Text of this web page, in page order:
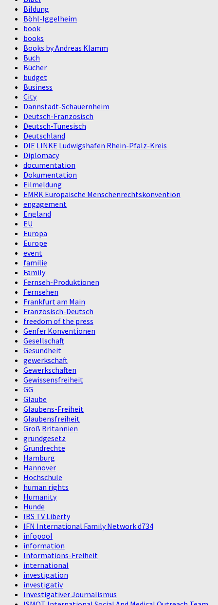
Bildung
Böhl-Iggelheim
book
books
Books by Andreas Klamm
Buch
Bücher
budget
Business
City
Dannstadt-Schauernheim
Deutsch-Französisch
Deutsch-Tunesisch
Deutschland
DIE LINKE Ludwigshafen Rhein-Pfalz-Kreis
Diplomacy
documentation
Dokumentation
Eilmeldung
EMRK Europäische Menschenrechtskonvention
engagement
England
EU
Europa
Europe
event
familie
Family
Fernseh-Produktionen
Fernsehen
Frankfurt am Main
Französisch-Deutsch
freedom of the press
Genfer Konventionen
Gesellschaft
Gesundheit
gewerkschaft
Gewerkschaften
Gewissensfreiheit
GG
Glaube
Glaubens-Freiheit
Glaubensfreiheit
Groß Britannien
grundgesetz
Grundrechte
Hamburg
Hannover
Hochschule
human rights
Humanity
Hunde
IBS TV Liberty
IFN International Family Network d734
infopool
information
Informations-Freiheit
international
investigation
investigativ
Investigativer Journalismus